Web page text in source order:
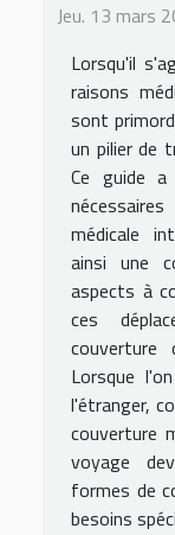
Jeu. 13 mars
Lorsqu'il
raisons
sont
un pilier de
Ce guide
médicale
ainsi une
aspects à
ces
couverture
Lorsque
l'étranger,
couverture
voyage
formes de
besoins